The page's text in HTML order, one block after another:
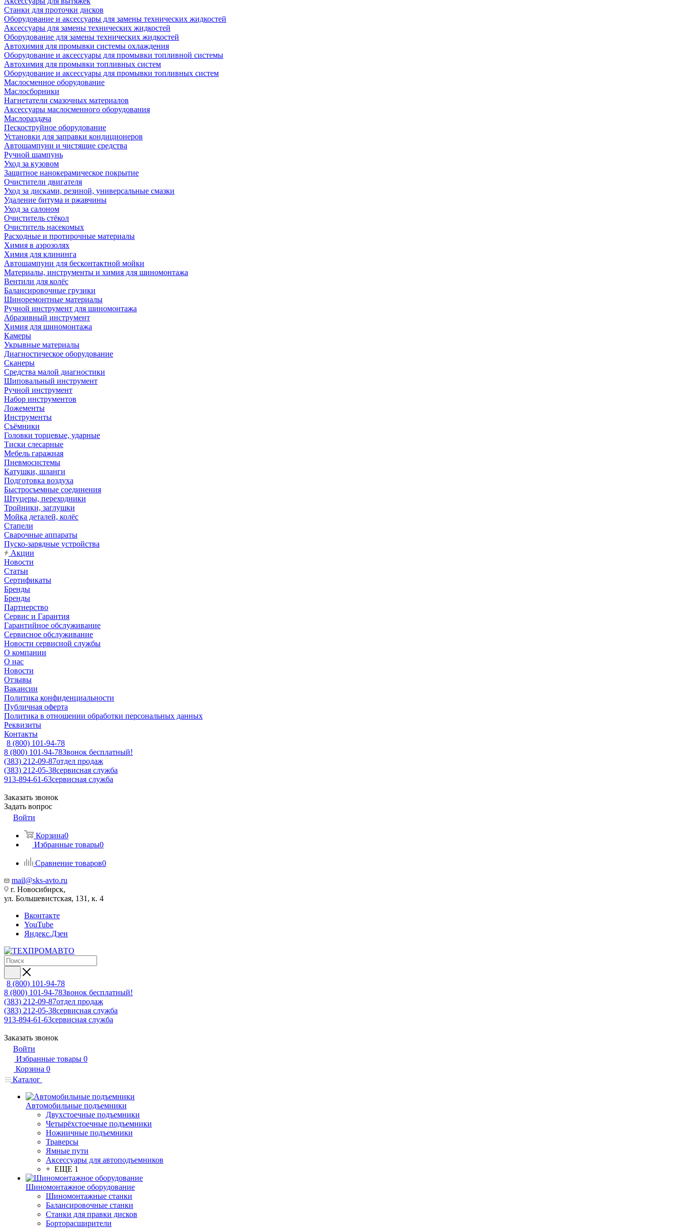
Станки для проточки дисков
Оборудование и аксессуары для замены технических жидкостей
Аксессуары для замены технических жидкостей
Оборудование для замены технических жидкостей
Автохимия для промывки системы охлаждения
Оборудование и аксессуары для промывки топливной системы
Автохимия для промывки топливных систем
Оборудование и аксессуары для промывки топливных систем
Маслосменное оборудование
Маслосборники
Нагнетатели смазочных материалов
Аксессуары маслосменного оборудования
Маслораздача
Пескоструйное оборудование
Установки для заправки кондиционеров
Автошампуни и чистящие средства
Ручной шампунь
Уход за кузовом
Защитное нанокерамическое покрытие
Очистители двигателя
Уход за дисками, резиной, универсальные смазки
Удаление битума и ржавчины
Уход за салоном
Очиститель стёкол
Очиститель насекомых
Расходные и протирочные материалы
Химия в аэрозолях
Химия для клининга
Автошампуни для бесконтактной мойки
Материалы, инструменты и химия для шиномонтажа
Вентили для колёс
Балансировочные грузики
Шиноремонтные материалы
Ручной инструмент для шиномонтажа
Абразивный инструмент
Химия для шиномонтажа
Камеры
Укрывные материалы
Диагностическое оборудование
Сканеры
Средства малой диагностики
Шиповальный инструмент
Ручной инструмент
Набор инструментов
Ложементы
Инструменты
Съёмники
Головки торцевые, ударные
Тиски слесарные
Мебель гаражная
Пневмосистемы
Катушки, шланги
Подготовка воздуха
Быстросъемные соединения
Штуцеры, переходники
Тройники, заглушки
Мойка деталей, колёс
Стапели
Сварочные аппараты
Пуско-зарядные устройства
Акции
Новости
Статьи
Сертификаты
Бренды
Бренды
Партнерство
Сервис и Гарантия
Гарантийное обслуживание
Сервисное обслуживание
Новости сервисной службы
О компании
О нас
Новости
Отзывы
Вакансии
Политика конфиденциальности
Публичная оферта
Политика в отношении обработки персональных данных
Реквизиты
Контакты
8 (800) 101-94-78
8 (800) 101-94-78Звонок бесплатный!
(383) 212-09-87отдел продаж
(383) 212-05-38сервисная служба
913-894-61-63сервисная служба
Заказать звонок
Задать вопрос
Войти
Корзина0
Избранные товары0
Сравнение товаров0
mail@sks-avto.ru
г. Новосибирск,
ул. Большевистская, 131, к. 4
Вконтакте
YouTube
Яндекс.Дзен
8 (800) 101-94-78
8 (800) 101-94-78Звонок бесплатный!
(383) 212-09-87отдел продаж
(383) 212-05-38сервисная служба
913-894-61-63сервисная служба
Заказать звонок
Войти
Избранные товары 0
Корзина 0
Каталог
Автомобильные подъемники
Двухстоечные подъемники
Четырёхстоечные подъемники
Ножничные подъемники
Траверсы
Ямные пути
Аксессуары для автоподъемников
+ ЕЩЕ 1
Шиномонтажное оборудование
Шиномонтажные станки
Балансировочные станки
Станки для правки дисков
Борторасширители